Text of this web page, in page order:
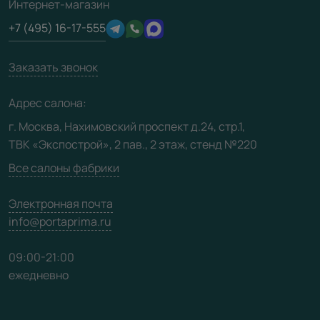
Отзывы клиентов
Техническая информация
Юридическая информация
Сертификаты
Производство
Вакансии
Видео
Карта сайта
Интернет-магазин
+7 (495) 16-17-555
Заказать звонок
Адрес салона:
г. Москва, Нахимовский проспект д.24, стр.1,
ТВК «Экспострой», 2 пав., 2 этаж, стенд №220
Все салоны фабрики
Электронная почта
info@portaprima.ru
09:00-21:00
ежедневно